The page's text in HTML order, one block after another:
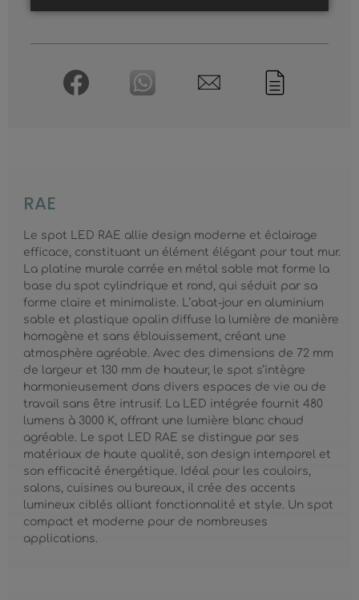
RAE
Le spot LED RAE allie design moderne et éclairage
efficace, constituant un élément élégant pour tout mur.
La platine murale carrée en métal sable mat forme la
base du spot cylindrique et rond, qui séduit par sa
forme claire et minimaliste. L’abat-jour en aluminium
sable et plastique opalin diffuse la lumière de manière
homogène et sans éblouissement, créant une
atmosphère agréable. Avec des dimensions de 72 mm
de largeur et 130 mm de hauteur, le spot s’intègre
harmonieusement dans divers espaces de vie ou de
travail sans être intrusif. La LED intégrée fournit 480
lumens à 3000 K, offrant une lumière blanc chaud
agréable. Le spot LED RAE se distingue par ses
matériaux de haute qualité, son design intemporel et
son efficacité énergétique. Idéal pour les couloirs,
salons, cuisines ou bureaux, il crée des accents
lumineux ciblés alliant fonctionnalité et style. Un spot
compact et moderne pour de nombreuses
applications.